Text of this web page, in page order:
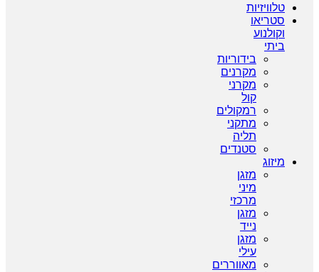
טלוויזיות
סטריאו
וקולנוע
ביתי
בידוריות
מקרנים
מקרני
קול
רמקולים
מתקני
תליה
סטנדים
מיזוג
מזגן
מיני
מרכזי
מזגן
נייד
מזגן
עילי
מאווררים